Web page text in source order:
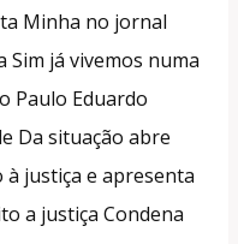
Minha no jornal
Sim já vivemos numa
Paulo Eduardo
Da situação abre
à justiça e apresenta
a justiça Condena